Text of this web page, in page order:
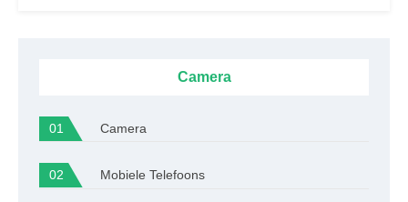
Camera
Camera
Mobiele Telefoons